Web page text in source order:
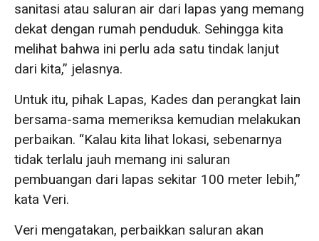
sanitasi atau saluran air dari lapas yang memang
dekat dengan rumah penduduk. Sehingga kita
melihat bahwa ini perlu ada satu tindak lanjut
dari kita,” jelasnya.
Untuk itu, pihak Lapas, Kades dan perangkat lain
bersama-sama memeriksa kemudian melakukan
perbaikan. “Kalau kita lihat lokasi, sebenarnya
tidak terlalu jauh memang ini saluran
pembuangan dari lapas sekitar 100 meter lebih,”
kata Veri.
Veri mengatakan, perbaikkan saluran akan